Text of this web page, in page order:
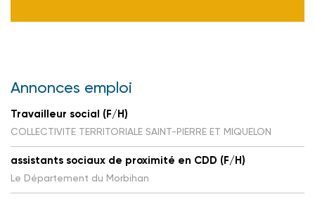
Annonces emploi
Travailleur social (F/H)
COLLECTIVITE TERRITORIALE SAINT-PIERRE ET MIQUELON
assistants sociaux de proximité en CDD (F/H)
Le Département du Morbihan